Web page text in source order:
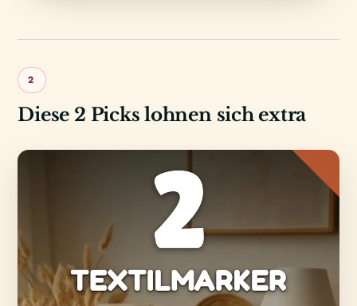
2
Diese 2 Picks lohnen sich extra